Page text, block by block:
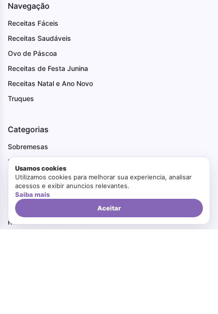
Navegação
Receitas Fáceis
Receitas Saudáveis
Ovo de Páscoa
Receitas de Festa Junina
Receitas Natal e Ano Novo
Truques
Categorias
Sobremesas
Lanches
Receitas Fáceis
Pães
Receitas Natal e Ano Novo
Receitas de Festa Junina
Usamos cookies
Utilizamos cookies para melhorar sua experiencia, analisar
acessos e exibir anuncios relevantes.
Saiba mais
Aceitar